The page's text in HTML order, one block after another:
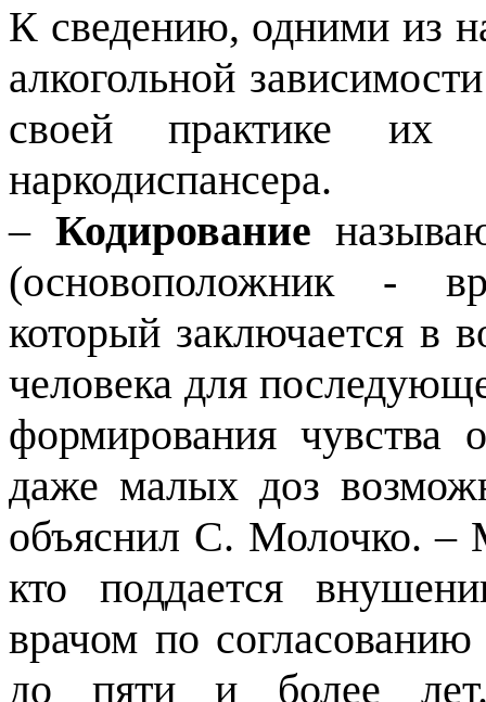
К сведению, одними из
алкогольной
своей практике их
наркодиспансера.
– Кодирование
(основоположник -
который заключается в
человека для
формирования чувства
даже малых доз
объяснил С. Молочко. –
кто поддается
врачом по
до пяти и более лет.